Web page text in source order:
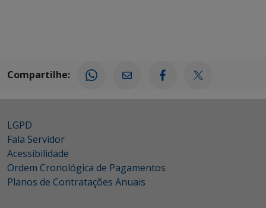
Compartilhe:
LGPD
Fala Servidor
Acessibilidade
Ordem Cronológica de Pagamentos
Planos de Contratações Anuais